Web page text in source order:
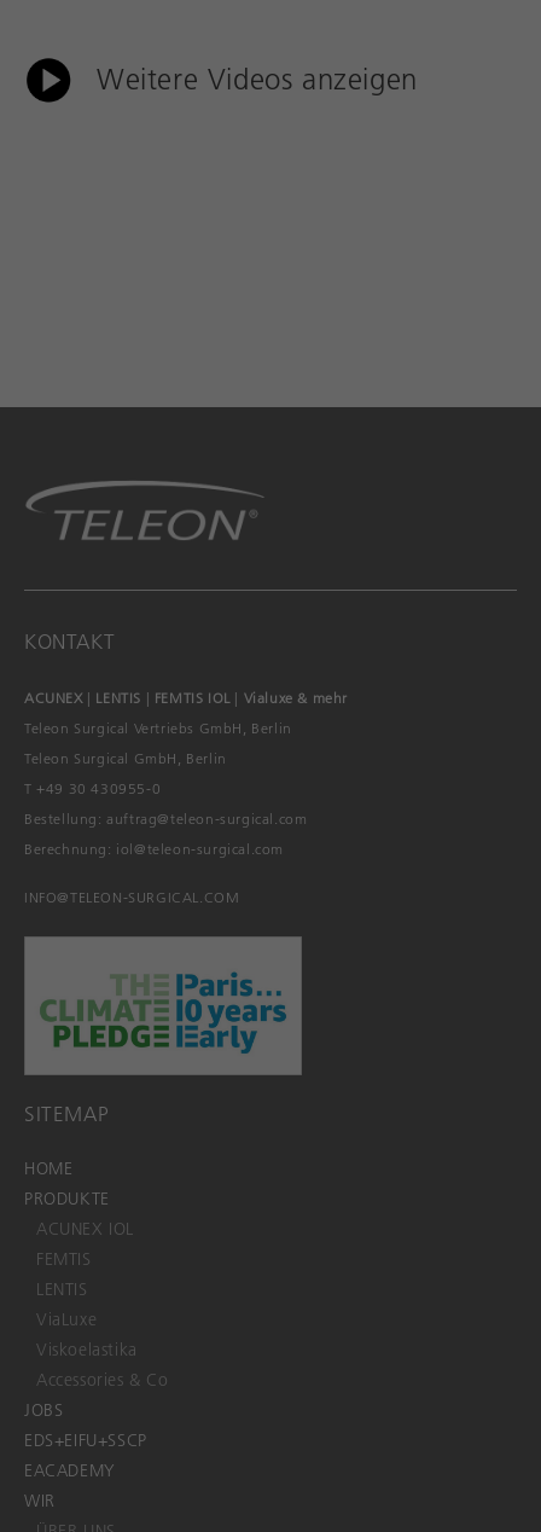
Weitere Videos anzeigen
KONTAKT
ACUNEX | LENTIS | FEMTIS IOL | Vialuxe & mehr
Teleon Surgical Vertriebs GmbH, Berlin
Teleon Surgical GmbH, Berlin
T +49 30 430955-0
Bestellung:auftrag@teleon-surgical.com
Berechnung: iol@teleon-surgical.com
INFO@TELEON-SURGICAL.COM
SITEMAP
HOME
PRODUKTE
ACUNEX IOL
FEMTIS
LENTIS
ViaLuxe
Viskoelastika
Accessories & Co
JOBS
EDS+EIFU+SSCP
EACADEMY
WIR